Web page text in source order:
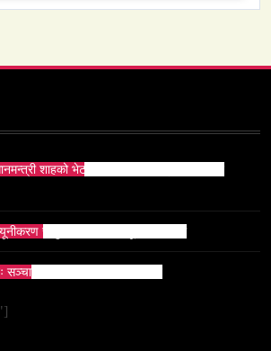
न्यायको सुरुवात हो’ — गृहमन्त्री
May 9, 2024
मधेसका विभिन्न स्थानहरूमा पर्व छठ
शाहको भेटवार्ता, सम्बन्ध थप प्रगाढ बनाउने
र सुरक्षाबारे सचेतनामूलक छलफल
सञ्चालन गर्न अध्ययन कार्यदल गठन